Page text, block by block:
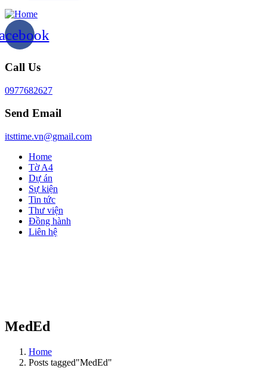
Call Us
0977682627
Send Email
itsttime.vn@gmail.com
Home
Tờ A4
Dự án
Sự kiện
Tin tức
Thư viện
Đồng hành
Liên hệ
MedEd
Home
Posts tagged"MedEd"